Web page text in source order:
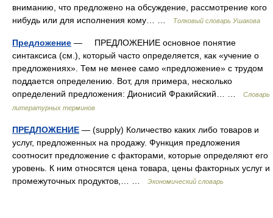
вниманию, что предложено на обсуждение, рассмотрение кого
нибудь или для исполнения кому… …
Толковый словарь Ушакова
Предложение — ПРЕДЛОЖЕНИЕ основное понятие
синтаксиса (см.), который часто определяется, как «учение о
предложениях». Тем не менее само «предложение» с трудом
поддается определению. Вот, для примера, несколько
определений предложения: Дионисий Фракийский… …
Словарь
литературных терминов
ПРЕДЛОЖЕНИЕ — (supply) Количество каких либо товаров и
услуг, предложенных на продажу. Функция предложения
соотносит предложение с факторами, которые определяют его
уровень. К ним относятся цена товара, цены факторных услуг и
промежуточных продуктов,… …
Экономический словарь